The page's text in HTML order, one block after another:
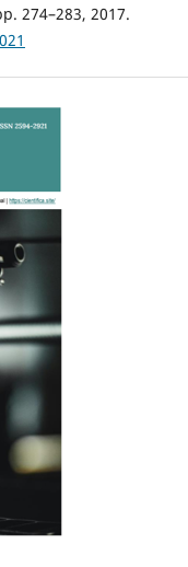
274–283, 2017.